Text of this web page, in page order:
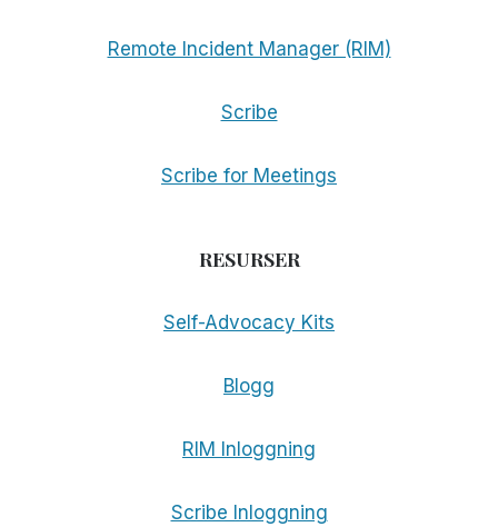
Remote Incident Manager (RIM)
Scribe
Scribe for Meetings
RESURSER
Self-Advocacy Kits
Blogg
RIM Inloggning
Scribe Inloggning